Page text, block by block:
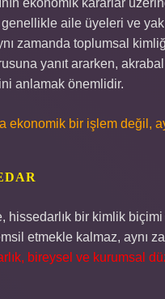
ekonomik kararlar
aile üyeleri ve
zamanda toplumsal
yanıt ararken,
anlamak önemlidir.
ekonomik bir işlem değil,
bir kimlik biçimi
etmekle kalmaz, aynı
bireysel ve kurumsal